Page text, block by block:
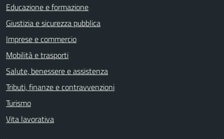
Educazione e formazione
Giustizia e sicurezza pubblica
Imprese e commercio
Mobilità e trasporti
Salute, benessere e assistenza
Tributi, finanze e contravvenzioni
Turismo
Vita lavorativa